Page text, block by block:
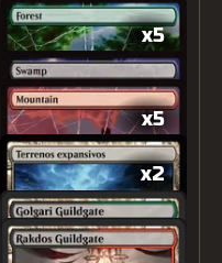
x5
x5
x2